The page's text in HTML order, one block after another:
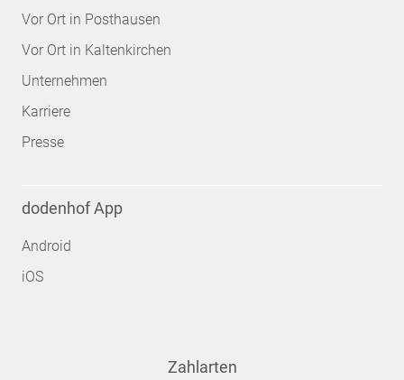
Vor Ort in Posthausen
Vor Ort in Kaltenkirchen
Unternehmen
Karriere
Presse
dodenhof App
Android
iOS
Zahlarten